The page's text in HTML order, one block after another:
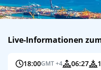
Live-Informationen
18:00GMT +4 06:27